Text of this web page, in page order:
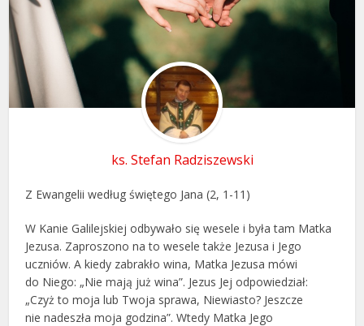
ks. Stefan Radziszewski
Z Ewangelii według świętego Jana (2, 1-11)
W Kanie Galilejskiej odbywało się wesele i była tam Matka
Jezusa. Zaproszono na to wesele także Jezusa i Jego
uczniów. A kiedy zabrakło wina, Matka Jezusa mówi
do Niego: „Nie mają już wina”. Jezus Jej odpowiedział:
„Czyż to moja lub Twoja sprawa, Niewiasto? Jeszcze
nie nadeszła moja godzina”. Wtedy Matka Jego